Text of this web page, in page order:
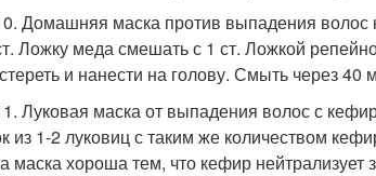
Домашняя маска против выпадения волос
Ложку меда смешать с 1 ст. Ложкой
и нанести на голову. Смыть через
Луковая маска от выпадения волос с
из 1-2 луковиц с таким же количеством
маска хороша тем, что кефир нейтрализует